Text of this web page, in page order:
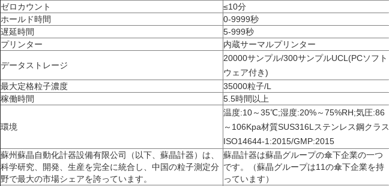
ゼロカウント
≤10分
ホールド時間
0-9999秒
遅延時間
5-999秒
プリンター
内蔵サーマルプリンター
データストレージ
20000サンプル/300サンプルUCL (PCソフト
ウェア付き)
最大定格粒子濃度
35000粒子/L
稼働時間
5.5時間以上
環境
温度:10～35℃;湿度:20%～75%RH;気圧:86
～106Kpa材質SUS316Lステンレス鋼クラス
ISO14644-1:2015/GMP:2015
蘇州蘇晶自動化計器設備有限公司（以下、蘇晶計器）は、
科学研究、開発、生産を完全に統合し、中国の粒子測定分
野で最大の市場シェアを誇っています。
蘇晶計器は蘇晶グループの傘下企業の一つ
です。（蘇晶グループは11の傘下企業を持
っています）